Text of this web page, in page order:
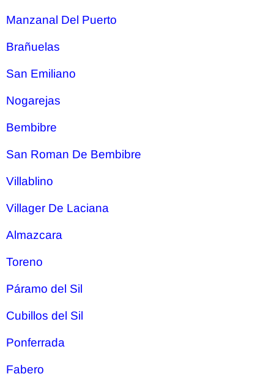
Manzanal Del Puerto
Brañuelas
San Emiliano
Nogarejas
Bembibre
San Roman De Bembibre
Villablino
Villager De Laciana
Almazcara
Toreno
Páramo del Sil
Cubillos del Sil
Ponferrada
Fabero